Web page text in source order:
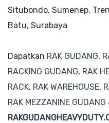
Situbondo, Sumenep,
Batu, Surabaya
Dapatkan RAK GUDANG,
RACKING GUDANG, RAK
RACK, RAK WAREHOUSE,
RAK MEZZANINE GUDANG